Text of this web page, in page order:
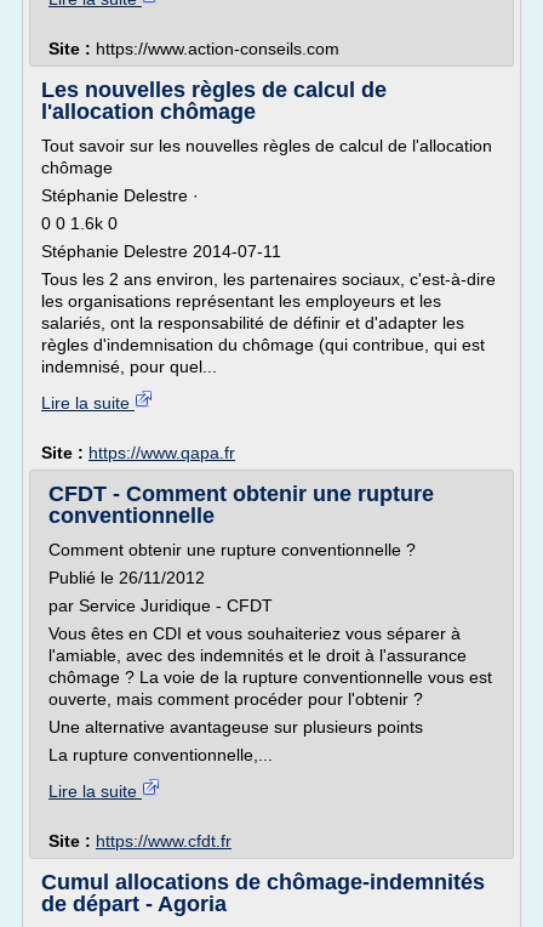
Site : https://www.action-conseils.com
Les nouvelles règles de calcul de
l'allocation chômage
Tout savoir sur les nouvelles règles de calcul de l'allocation
chômage
Stéphanie Delestre ·
0 0 1.6k 0
Stéphanie Delestre 2014-07-11
Tous les 2 ans environ, les partenaires sociaux, c'est-à-dire
les organisations représentant les employeurs et les
salariés, ont la responsabilité de définir et d'adapter les
règles d'indemnisation du chômage (qui contribue, qui est
indemnisé, pour quel...
Lire la suite
Site : https://www.qapa.fr
CFDT - Comment obtenir une rupture
conventionnelle
Comment obtenir une rupture conventionnelle ?
Publié le 26/11/2012
par Service Juridique - CFDT
Vous êtes en CDI et vous souhaiteriez vous séparer à
l'amiable, avec des indemnités et le droit à l'assurance
chômage ? La voie de la rupture conventionnelle vous est
ouverte, mais comment procéder pour l'obtenir ?
Une alternative avantageuse sur plusieurs points
La rupture conventionnelle,...
Lire la suite
Site : https://www.cfdt.fr
Cumul allocations de chômage-indemnités
de départ - Agoria